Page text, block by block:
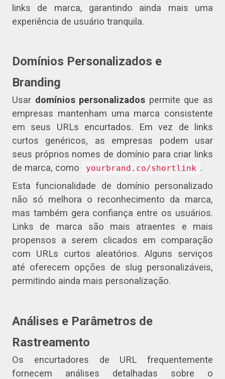
links de marca, garantindo ainda mais uma
experiência de usuário tranquila.
Domínios Personalizados e
Branding
Usar domínios personalizados permite que as
empresas mantenham uma marca consistente
em seus URLs encurtados. Em vez de links
curtos genéricos, as empresas podem usar
seus próprios nomes de domínio para criar links
de marca, como
yourbrand.co/shortlink .
Esta funcionalidade de domínio personalizado
não só melhora o reconhecimento da marca,
mas também gera confiança entre os usuários.
Links de marca são mais atraentes e mais
propensos a serem clicados em comparação
com URLs curtos aleatórios. Alguns serviços
até oferecem opções de slug personalizáveis,
permitindo ainda mais personalização.
Análises e Parâmetros de
Rastreamento
Os encurtadores de URL frequentemente
fornecem análises detalhadas sobre o